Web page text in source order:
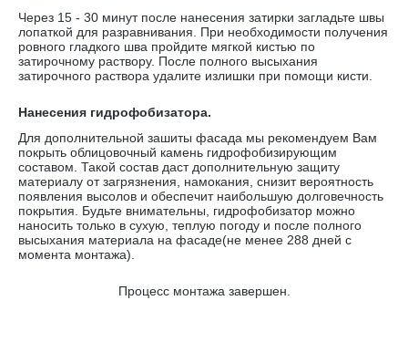
Через 15 - 30 минут после нанесения затирки загладьте швы
лопаткой для разравнивания. При необходимости получения
ровного гладкого шва пройдите мягкой кистью по
затирочному раствору. После полного высыхания
затирочного раствора удалите излишки при помощи кисти.
Нанесения гидрофобизатора.
Для дополнительной зашиты фасада мы рекомендуем Вам
покрыть облицовочный камень гидрофобизирующим
составом. Такой состав даст дополнительную защиту
материалу от загрязнения, намокания, снизит вероятность
появления высолов и обеспечит наибольшую долговечность
покрытия. Будьте внимательны, гидрофобизатор можно
наносить только в сухую, теплую погоду и после полного
высыхания материала на фасаде(не менее 288 дней с
момента монтажа).
Процесс монтажа завершен.